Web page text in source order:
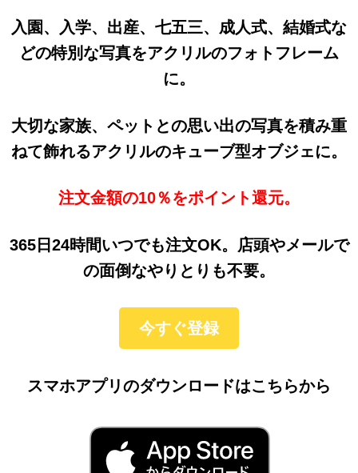
入園、入学、出産、七五三、成人式、結婚式な
どの特別な写真をアクリルのフォトフレーム
に。
大切な家族、ペットとの思い出の写真を積み重
ねて飾れるアクリルのキューブ型オブジェに。
注文金額の10％をポイント還元。
365日24時間いつでも注文OK。店頭やメールで
の面倒なやりとりも不要。
今すぐ登録
スマホアプリのダウンロードはこちらから